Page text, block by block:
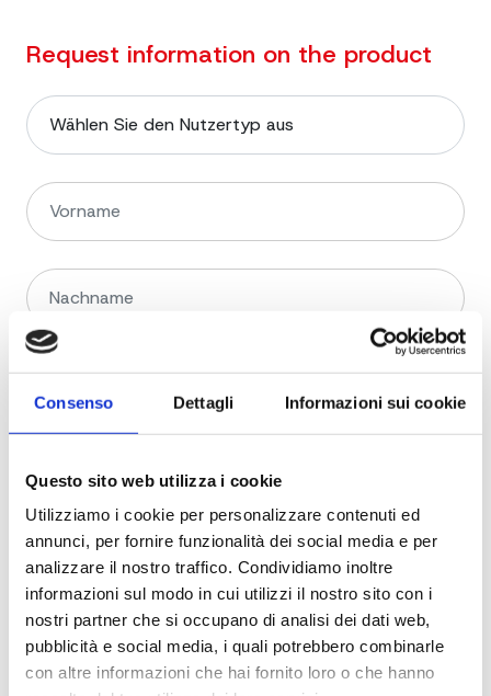
Consenso Dettagli Informazioni sui cookie
Questo sito web utilizza i cookie
Utilizziamo i cookie per personalizzare contenuti ed
annunci, per fornire funzionalità dei social media e per
analizzare il nostro traffico. Condividiamo inoltre
informazioni sul modo in cui utilizzi il nostro sito con i
nostri partner che si occupano di analisi dei dati web,
pubblicità e social media, i quali potrebbero combinarle
con altre informazioni che hai fornito loro o che hanno
Request information on the product